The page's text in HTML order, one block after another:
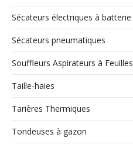
Sécateurs électriques à batterie
Sécateurs pneumatiques
Souffleurs Aspirateurs à Feuilles
Taille-haies
Tarières Thermiques
Tondeuses à gazon